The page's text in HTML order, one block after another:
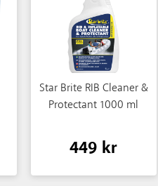
Star Brite RIB Cleaner &
Protectant 1000 ml
449 kr